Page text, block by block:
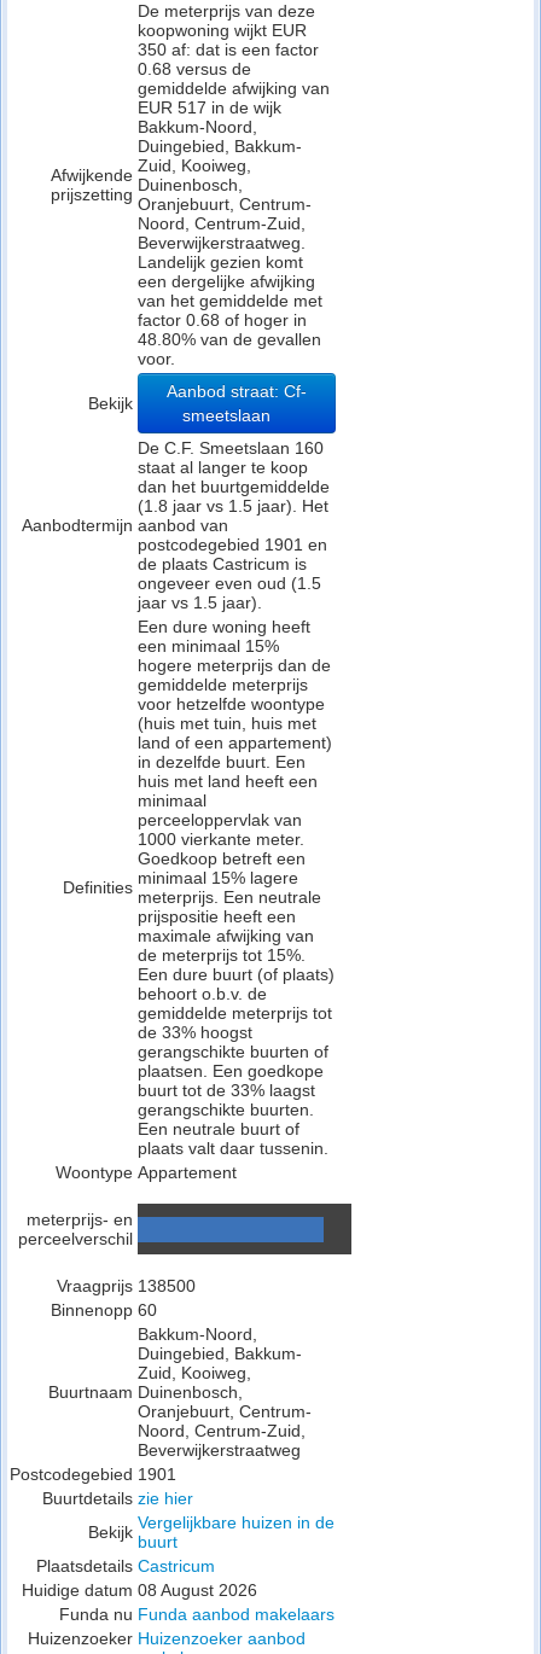
Afwijkende
prijszetting
De meterprijs van deze
koopwoning wijkt EUR
350 af: dat is een factor
0.68 versus de
gemiddelde afwijking van
EUR 517 in de wijk
Bakkum-Noord,
Duingebied, Bakkum-
Zuid, Kooiweg,
Duinenbosch,
Oranjebuurt, Centrum-
Noord, Centrum-Zuid,
Beverwijkerstraatweg.
Landelijk gezien komt
een dergelijke afwijking
van het gemiddelde met
factor 0.68 of hoger in
48.80% van de gevallen
voor.
Bekijk
Aanbod straat: Cf-
smeetslaan
Aanbodtermijn
De C.F. Smeetslaan 160
staat al langer te koop
dan het buurtgemiddelde
(1.8 jaar vs 1.5 jaar). Het
aanbod van
postcodegebied 1901 en
de plaats Castricum is
ongeveer even oud (1.5
jaar vs 1.5 jaar).
Definities
Een dure woning heeft
een minimaal 15%
hogere meterprijs dan de
gemiddelde meterprijs
voor hetzelfde woontype
(huis met tuin, huis met
land of een appartement)
in dezelfde buurt. Een
huis met land heeft een
minimaal
perceeloppervlak van
1000 vierkante meter.
Goedkoop betreft een
minimaal 15% lagere
meterprijs. Een neutrale
prijspositie heeft een
maximale afwijking van
de meterprijs tot 15%.
Een dure buurt (of plaats)
behoort o.b.v. de
gemiddelde meterprijs tot
de 33% hoogst
gerangschikte buurten of
plaatsen. Een goedkope
buurt tot de 33% laagst
gerangschikte buurten.
Een neutrale buurt of
plaats valt daar tussenin.
Woontype Appartement
meterprijs- en
perceelverschil
Vraagprijs 138500
Binnenopp 60
Buurtnaam
Bakkum-Noord,
Duingebied, Bakkum-
Zuid, Kooiweg,
Duinenbosch,
Oranjebuurt, Centrum-
Noord, Centrum-Zuid,
Beverwijkerstraatweg
Postcodegebied 1901
Buurtdetails zie hier
Bekijk Vergelijkbare huizen in de
buurt
Plaatsdetails Castricum
Huidige datum 08 August 2026
Funda nu Funda aanbod makelaars
Huizenzoeker Huizenzoeker aanbod